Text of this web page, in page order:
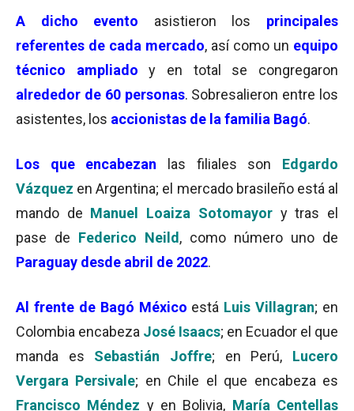
A dicho evento asistieron los principales
referentes de cada mercado, así como un equipo
técnico ampliado y en total se congregaron
alrededor de 60 personas. Sobresalieron entre los
asistentes, los accionistas de la familia Bagó.
Los que encabezan las filiales son Edgardo
Vázquez en Argentina; el mercado brasileño está al
mando de Manuel Loaiza Sotomayory tras el
pase de Federico Neild , como número uno de
Paraguay desde abril de 2022.
Al frente de Bagó México está Luis Villagran; en
Colombia encabeza José Isaacs; en Ecuador el que
manda es Sebastián Joffre; en Perú, Lucero
Vergara Persivale; en Chile el que encabeza es
Francisco Méndez y en Bolivia, María Centellas